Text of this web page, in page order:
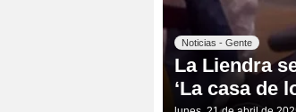
Noticias - Gente
La Liendra
‘La casa de